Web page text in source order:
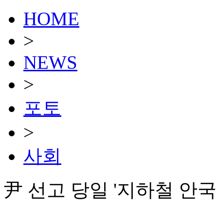
HOME
>
NEWS
>
포토
>
사회
尹 선고 당일 '지하철 안